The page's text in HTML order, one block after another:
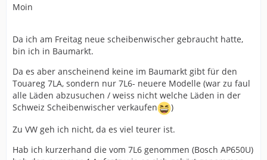
Moin
Da ich am Freitag neue scheibenwischer gebraucht hatte,
bin ich in Baumarkt.
Da es aber anscheinend keine im Baumarkt gibt für den
Touareg 7LA, sondern nur 7L6- neuere Modelle (war zu faul
alle Läden abzusuchen / weiss nicht welche Läden in der
Schweiz Scheibenwischer verkaufen
)
Zu VW geh ich nicht, da es viel teurer ist.
Hab ich kurzerhand die vom 7L6 genommen (Bosch AP650U)